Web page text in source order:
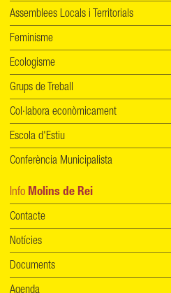
Assemblees Locals i Territorials
Feminisme
Ecologisme
Grups de Treball
Col·labora econòmicament
Escola d'Estiu
Conferència Municipalista
Info Molins de Rei
Contacte
Notícies
Documents